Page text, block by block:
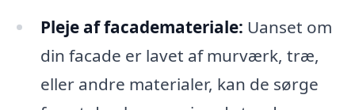
Pleje af facademateriale: Uanset om
din facade er lavet af murværk, træ,
eller andre materialer, kan de sørge